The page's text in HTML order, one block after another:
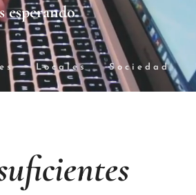
esperando
Locales Sociedad